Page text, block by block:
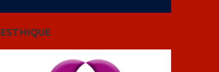
ESTHIQUE